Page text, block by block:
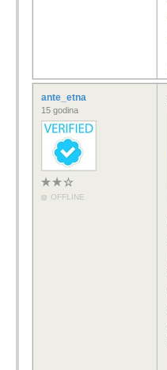
ante_etna
15 godina
OFFLINE